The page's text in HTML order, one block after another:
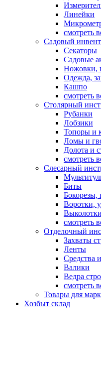
Линейки
смотреть
Садовый
Секаторы
Садовые
Ножовки,
Одежда,
Кашпо
смотреть
Столярный
Рубанки
Лобзики
Топоры и
Ломы и
Долота и
смотреть
Слесарный
Биты
Бокорезы,
Воротки,
Выколотки
смотреть
Отделочный
Захваты
Ленты
Средства
Валики
Ведра
смотреть
Товары для
Хозбыт склад